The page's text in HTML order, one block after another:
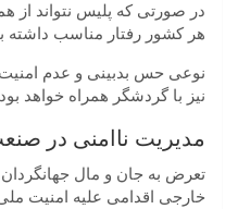
در صورتی که پلیس نتواند از
هر کشور رفتار مناسب داشته
نوعی حس بدبینی و عدم امنیت
نیز با گردشگر همراه خواهد
مدیریت ناامنی در
تعرض به جان و مال
خارجی اقدامی علیه امنیت